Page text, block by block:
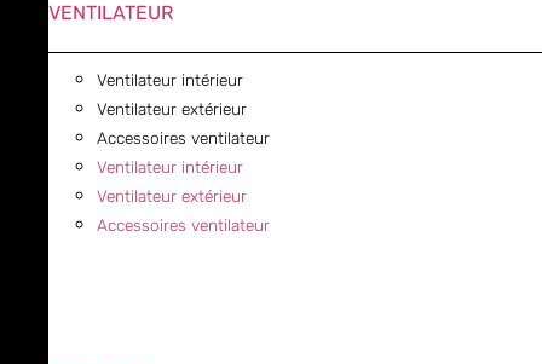
VENTILATEUR
Ventilateur intérieur
Ventilateur extérieur
Accessoires ventilateur
Ventilateur intérieur
Ventilateur extérieur
Accessoires ventilateur